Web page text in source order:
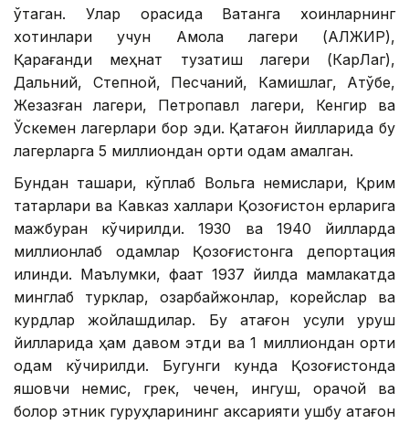
ўтаган. Улар орасида Ватанга хоинларнинг
хотинлари учун Ақмола лагери (АЛЖИР),
Қарағанди меҳнат тузатиш лагери (КарЛаг),
Дальний, Степной, Песчаний, Камишлаг, Ақтўбе,
Жезқазған лагери, Петропавл лагери, Кенгир ва
Ўскемен лагерлари бор эди. Қатағон йилларида бу
лагерларга 5 миллиондан ортиқ одам қамалган.
Бундан ташқари, кўплаб Вольга немислари, Қрим
татарлари ва Кавказ халқлари Қозоғистон ерларига
мажбуран кўчирилди. 1930 ва 1940 йилларда
миллионлаб одамлар Қозоғистонга депортация
қилинди. Маълумки, фақат 1937 йилда мамлакатда
минглаб турклар, озарбайжонлар, корейслар ва
курдлар жойлашдилар. Бу қатағон усули уруш
йилларида ҳам давом этди ва 1 миллиондан ортиқ
одам кўчирилди. Бугунги кунда Қозоғистонда
яшовчи немис, грек, чечен, ингуш, қорачой ва
болқор этник гуруҳларининг аксарияти ушбу қатағон